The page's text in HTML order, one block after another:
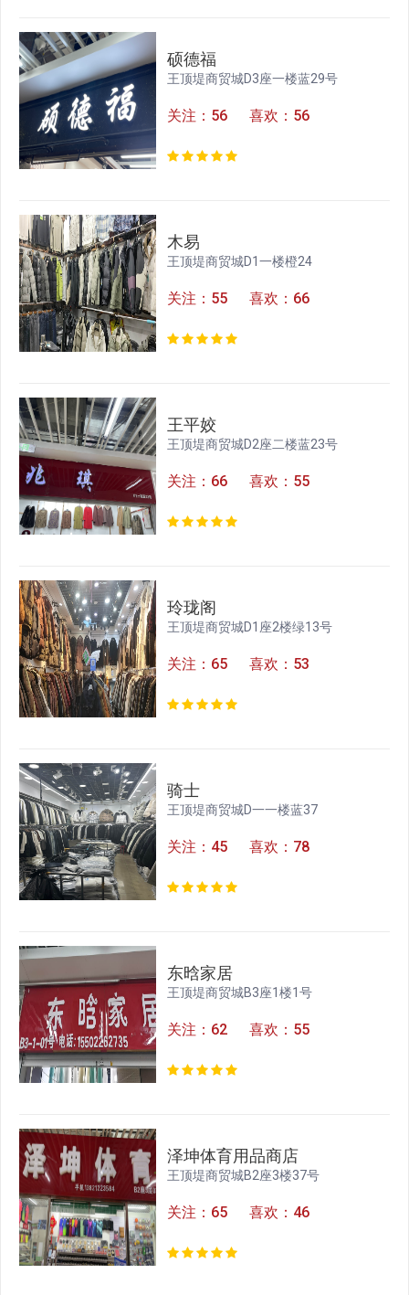
硕德福
王顶堤商贸城D3座一楼蓝29号
关注：56 喜欢：56
木易
王顶堤商贸城D1一楼橙24
关注：55 喜欢：66
王平姣
王顶堤商贸城D2座二楼蓝23号
关注：66 喜欢：55
玲珑阁
王顶堤商贸城D1座2楼绿13号
关注：65 喜欢：53
骑士
王顶堤商贸城D一一楼蓝37
关注：45 喜欢：78
东晗家居
王顶堤商贸城B3座1楼1号
关注：62 喜欢：55
泽坤体育用品商店
王顶堤商贸城B2座3楼37号
关注：65 喜欢：46